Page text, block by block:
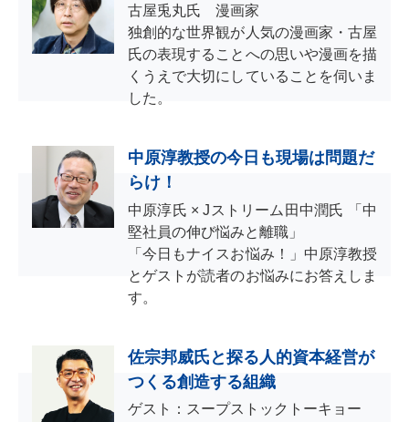
古屋兎丸氏 漫画家
独創的な世界観が人気の漫画家・古屋
氏の表現することへの思いや漫画を描
くうえで大切にしていることを伺いま
した。
中原淳教授の今日も現場は問題だ
らけ！
中原淳氏 × Jストリーム田中潤氏 「中
堅社員の伸び悩みと離職」
「今日もナイスお悩み！」中原淳教授
とゲストが読者のお悩みにお答えしま
す。
佐宗邦威氏と探る人的資本経営が
つくる創造する組織
ゲスト：スープストックトーキョー